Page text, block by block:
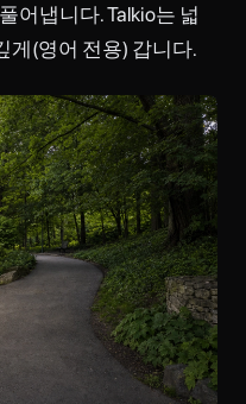
어냅니다. Talkio는 넓
게(영어 전용) 갑니다.